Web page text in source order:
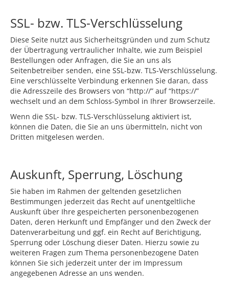
SSL- bzw. TLS-Verschlüsselung
Diese Seite nutzt aus Sicherheitsgründen und zum Schutz
der Übertragung vertraulicher Inhalte, wie zum Beispiel
Bestellungen oder Anfragen, die Sie an uns als
Seitenbetreiber senden, eine SSL-bzw. TLS-Verschlüsselung.
Eine verschlüsselte Verbindung erkennen Sie daran, dass
die Adresszeile des Browsers von “http://” auf “https://”
wechselt und an dem Schloss-Symbol in Ihrer Browserzeile.
Wenn die SSL- bzw. TLS-Verschlüsselung aktiviert ist,
können die Daten, die Sie an uns übermitteln, nicht von
Dritten mitgelesen werden.
Auskunft, Sperrung, Löschung
Sie haben im Rahmen der geltenden gesetzlichen
Bestimmungen jederzeit das Recht auf unentgeltliche
Auskunft über Ihre gespeicherten personenbezogenen
Daten, deren Herkunft und Empfänger und den Zweck der
Datenverarbeitung und ggf. ein Recht auf Berichtigung,
Sperrung oder Löschung dieser Daten. Hierzu sowie zu
weiteren Fragen zum Thema personenbezogene Daten
können Sie sich jederzeit unter der im Impressum
angegebenen Adresse an uns wenden.